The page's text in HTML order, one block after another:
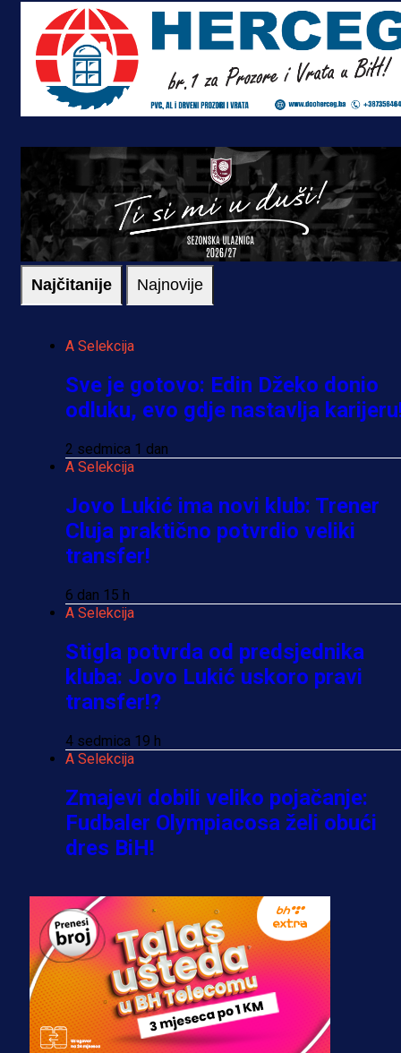
Najčitanije Najnovije
A Selekcija
Sve je gotovo: Edin Džeko donio
odluku, evo gdje nastavlja
2 sedmica 1 dan
A Selekcija
Jovo Lukić ima novi klub: Trener
Cluja praktično potvrdio veliki
transfer!
6 dan 15 h
A Selekcija
Stigla potvrda od predsjednika
kluba: Jovo Lukić uskoro pravi
transfer!?
4 sedmica 19 h
A Selekcija
Zmajevi dobili veliko pojačanje:
Fudbaler Olympiacosa želi obući
dres BiH!
Premijer liga BiH
Misimović priveden: SIPA ga tereti
za pranje novca, pretresaju
prostorije FK Borac!
2 sedmica 3 dan